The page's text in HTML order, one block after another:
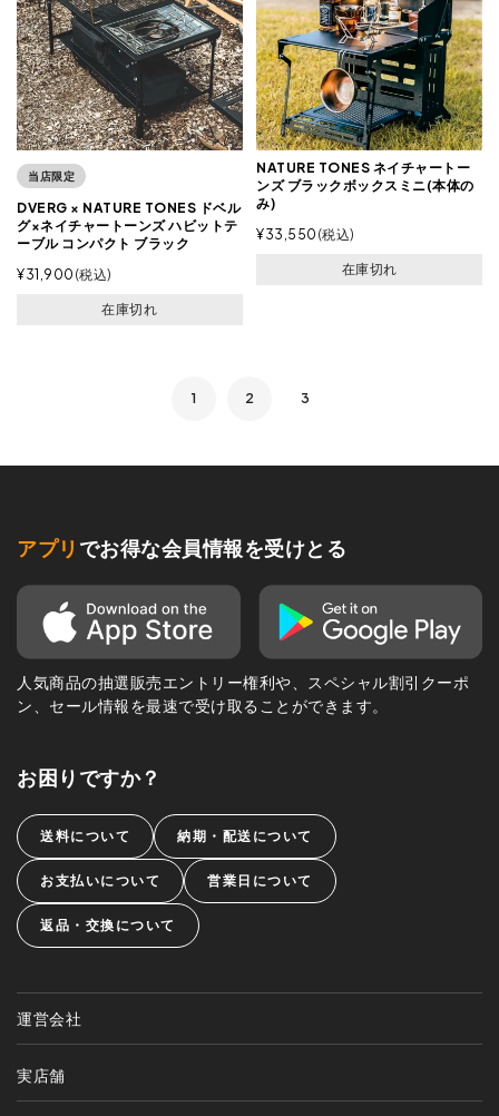
当店限定
DVERG × NATURE TONES ドベル
グ×ネイチャートーンズ ハビットテ
ーブル コンパクト ブラック
¥31,900 税込
在庫切れ
NATURE TONES ネイチャートー
ンズ ブラックボックスミニ(本体の
み)
¥33,550 税込
在庫切れ
1 2 3
アプリ でお得な会員情報を受けとる
人気商品の抽選販売エントリー権利や、スペシャル割引クーポ
ン、セール情報を最速で受け取ることができます。
お困りですか？
送料について 納期・配送について
お支払いについて 営業日について
返品・交換について
運営会社
実店舗